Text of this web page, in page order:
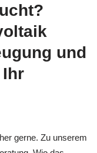
und
gerne. Zu unserem